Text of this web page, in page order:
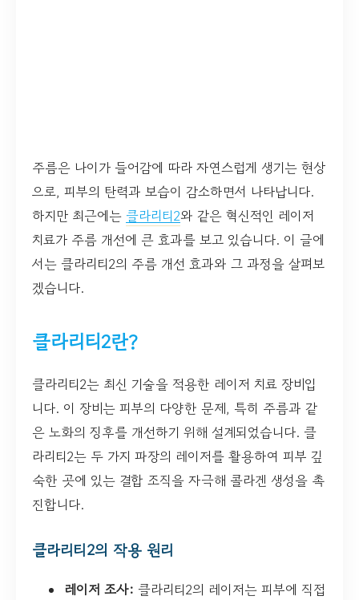
주름은 나이가 들어감에 따라 자연스럽게 생기는 현상
으로, 피부의 탄력과 보습이 감소하면서 나타납니다.
하지만 최근에는 클라리티2와 같은 혁신적인 레이저
치료가 주름 개선에 큰 효과를 보고 있습니다. 이 글에
서는 클라리티2의 주름 개선 효과와 그 과정을 살펴보
겠습니다.
클라리티2란?
클라리티2는 최신 기술을 적용한 레이저 치료 장비입
니다. 이 장비는 피부의 다양한 문제, 특히 주름과 같
은 노화의 징후를 개선하기 위해 설계되었습니다. 클
라리티2는 두 가지 파장의 레이저를 활용하여 피부 깊
숙한 곳에 있는 결합 조직을 자극해 콜라겐 생성을 촉
진합니다.
클라리티2의 작용 원리
레이저 조사: 클라리티2의 레이저는 피부에 직접